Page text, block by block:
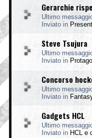
Gerarchie
Ultimo
Inviato in
Steve Tsujura
Ultimo
Inviato in
Concorso
Ultimo
Inviato in
Gadgets HCL
Ultimo
Inviato in HCL e